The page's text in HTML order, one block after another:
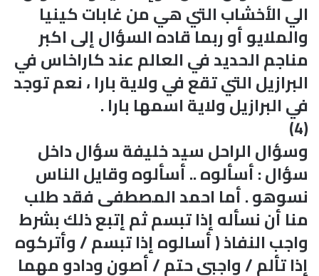
الي الأخشاب التي هي من غابات كينيا
والملايو أو ربما قاده السؤال إلى اكبر
مناجم الحديد في العالم عند كاراخاس في
البرازيل التي تقع في ولاية بارا ، نعم توجد
في البرازيل ولاية اسمها بارا .
(4)
وسؤال الراحل سيد خليفة سؤال داخل
سؤال : أسألوه .. أسألوه وقايل الناس
نسوهو . أما احمد المصطفى فقد طلب
منا أن نسأله إذا تبسم ثم إتبع ذلك بشرط
واجب النفاذ ( أسالوه إذا تبسم / وأتركوه
إذا تألم / واجبي حتم / أصون ودادو مهما